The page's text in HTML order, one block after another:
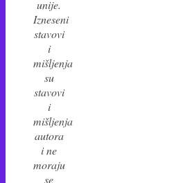
unije.
Izneseni
stavovi
i
mišljenja
su
stavovi
i
mišljenja
autora
i ne
moraju
se